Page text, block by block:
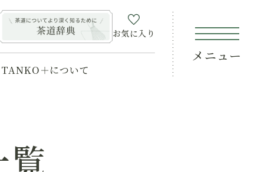
お気に入り
メニュー
TANKO＋について